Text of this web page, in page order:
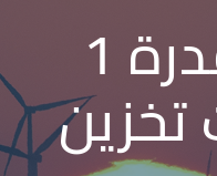
محطة جامبيل لطاقة الرياح بقدرة 1
تخزين